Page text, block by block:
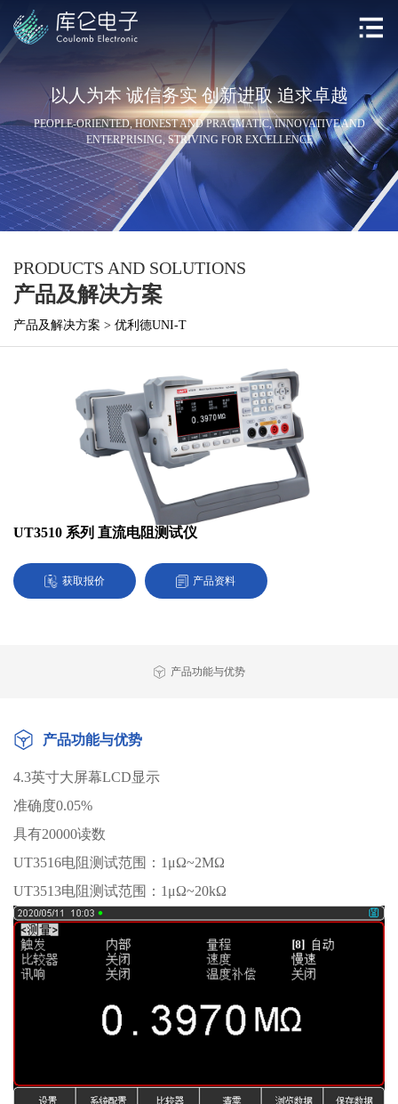
以人为本 诚信务实 创新进取 追求卓越
PEOPLE-ORIENTED, HONEST AND PRAGMATIC, INNOVATIVE AND
ENTERPRISING, STRIVING FOR EXCELLENCE
PRODUCTS AND SOLUTIONS
产品及解决方案
产品及解决方案 > 优利德UNI-T
UT3510 系列 直流电阻测试仪
获取报价 产品资料
产品功能与优势
产品功能与优势
4.3英寸大屏幕LCD显示
准确度0.05%
具有20000读数
UT3516电阻测试范围：1μΩ~2MΩ
UT3513电阻测试范围：1μΩ~20kΩ